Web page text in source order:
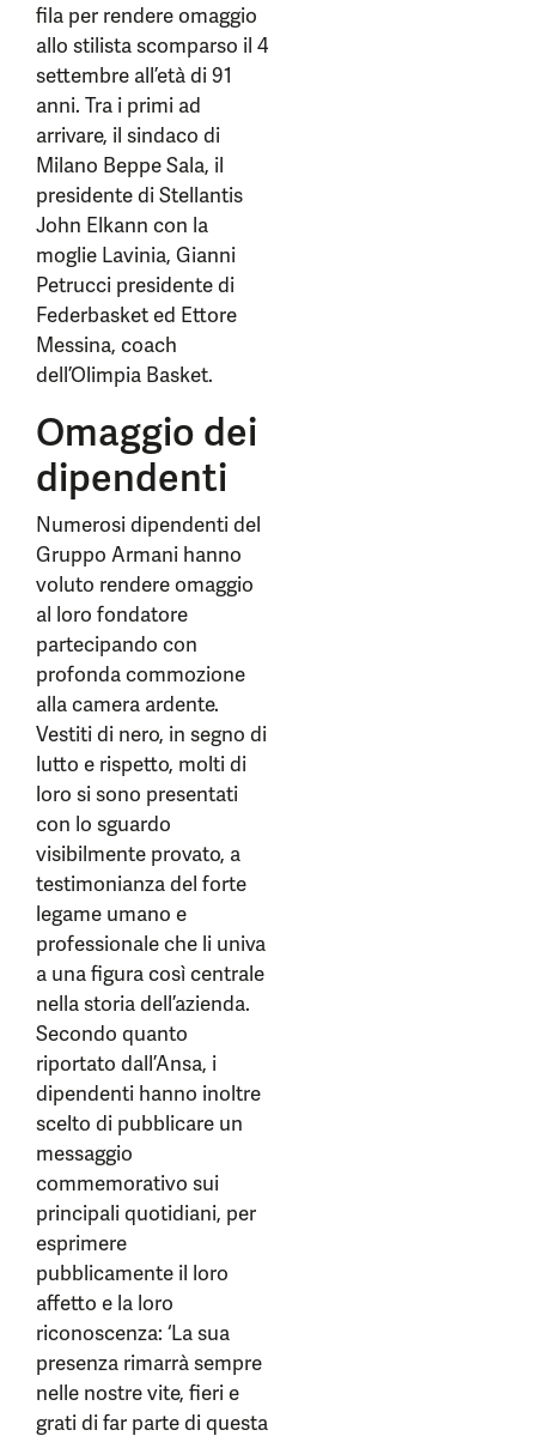
fila per rendere omaggio
allo stilista scomparso il 4
settembre all’età di 91
anni. Tra i primi ad
arrivare, il sindaco di
Milano Beppe Sala, il
presidente di Stellantis
John Elkann con la
moglie Lavinia, Gianni
Petrucci presidente di
Federbasket ed Ettore
Messina, coach
dell’Olimpia Basket.
Omaggio dei
dipendenti
Numerosi dipendenti del
Gruppo Armani hanno
voluto rendere omaggio
al loro fondatore
partecipando con
profonda commozione
alla camera ardente.
Vestiti di nero, in segno di
lutto e rispetto, molti di
loro si sono presentati
con lo sguardo
visibilmente provato, a
testimonianza del forte
legame umano e
professionale che li univa
a una figura così centrale
nella storia dell’azienda.
Secondo quanto
riportato dall’Ansa, i
dipendenti hanno inoltre
scelto di pubblicare un
messaggio
commemorativo sui
principali quotidiani, per
esprimere
pubblicamente il loro
affetto e la loro
riconoscenza: ‘La sua
presenza rimarrà sempre
nelle nostre vite, fieri e
grati di far parte di questa